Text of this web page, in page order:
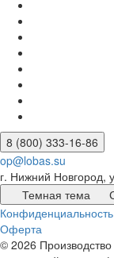
8 (800) 333-16-86
op@lobas.su
г. Нижний Новгород,
Темная тема
Конфиденциальность
Оферта
© 2026